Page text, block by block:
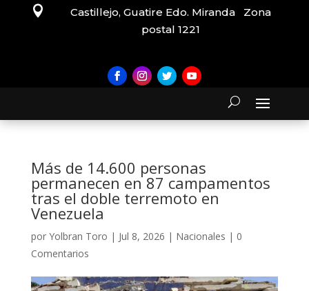

Castillejo, Guatire Edo. Miranda Zona
postal 1221
Más de 14.600 personas
permanecen en 87 campamentos
tras el doble terremoto en
Venezuela
por Yolbran Toro | Jul 8, 2026 | Nacionales | 0
Comentarios